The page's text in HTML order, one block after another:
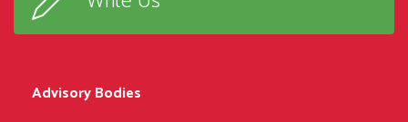
Advisory Bodies